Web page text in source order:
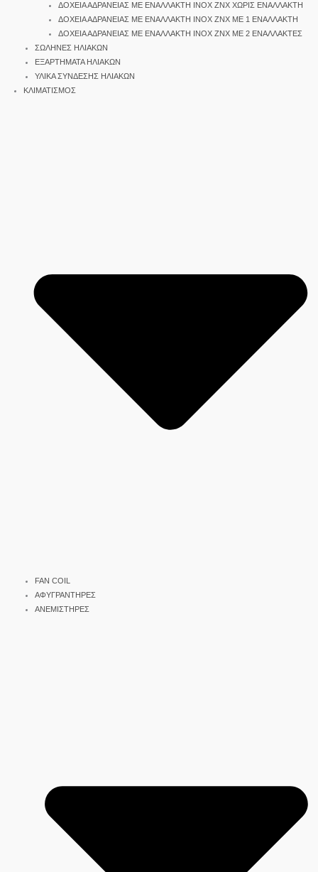
ΔΟΧΕΙΑ ΑΔΡΑΝΕΙΑΣ ΜΕ ΕΝΑΛΛΑΚΤΗ INOX ΖΝΧ ΧΩΡΙΣ ΕΝΑΛΛΑΚΤΗ
ΔΟΧΕΙΑ ΑΔΡΑΝΕΙΑΣ ΜΕ ΕΝΑΛΛΑΚΤΗ INOX ΖΝΧ ΜΕ 1 ΕΝΑΛΛΑΚΤΗ
ΔΟΧΕΙΑ ΑΔΡΑΝΕΙΑΣ ΜΕ ΕΝΑΛΛΑΚΤΗ INOX ΖΝΧ ΜΕ 2 ΕΝΑΛΛΑΚΤΕΣ
ΣΩΛΗΝΕΣ ΗΛΙΑΚΩΝ
ΕΞΑΡΤΗΜΑΤΑ ΗΛΙΑΚΩΝ
ΥΛΙΚΑ ΣΥΝΔΕΣΗΣ ΗΛΙΑΚΩΝ
ΚΛΙΜΑΤΙΣΜΟΣ
FAN COIL
ΑΦΥΓΡΑΝΤΗΡΕΣ
ΑΝΕΜΙΣΤΗΡΕΣ